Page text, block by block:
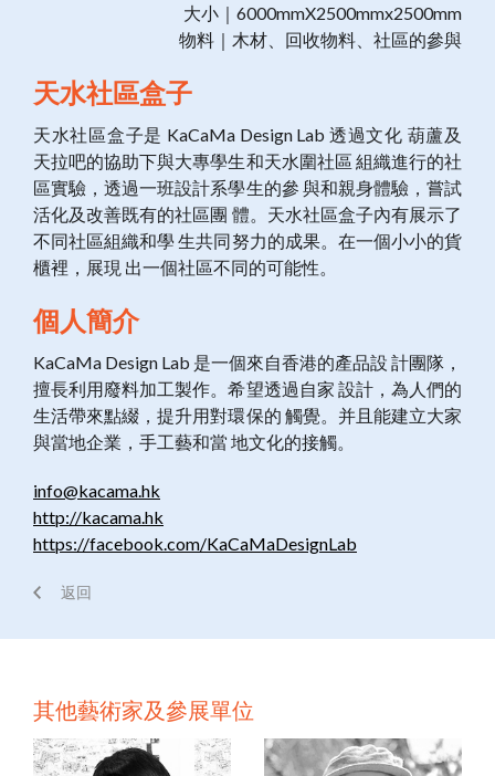
大小｜6000mmX2500mmx2500mm
物料｜木材、回收物料、社區的參與
天水社區盒子
天水社區盒子是 KaCaMa Design Lab 透過文化 葫蘆及
天拉吧的協助下與大專學生和天水圍社區 組織進行的社
區實驗，透過一班設計系學生的參 與和親身體驗，嘗試
活化及改善既有的社區團 體。天水社區盒子內有展示了
不同社區組織和學 生共同努力的成果。在一個小小的貨
櫃裡，展現 出一個社區不同的可能性。
個人簡介
KaCaMa Design Lab 是一個來自香港的產品設 計團隊，
擅長利用廢料加工製作。希望透過自家 設計，為人們的
生活帶來點綴，提升用對環保的 觸覺。并且能建立大家
與當地企業，手工藝和當 地文化的接觸。
info@kacama.hk
http://kacama.hk
https://facebook.com/KaCaMaDesignLab
返回
其他藝術家及參展單位